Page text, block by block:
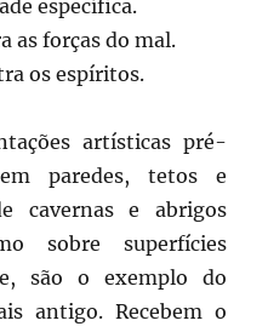
específica.
as forças do mal.
os espíritos.
artísticas pré-
paredes, tetos e
cavernas e abrigos
sobre superfícies
são o exemplo do
antigo. Recebem o